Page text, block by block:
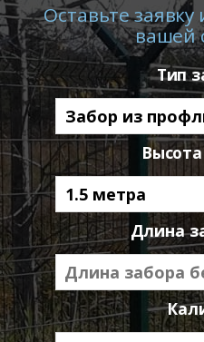
Оставьте
вашей
Тип
Длина